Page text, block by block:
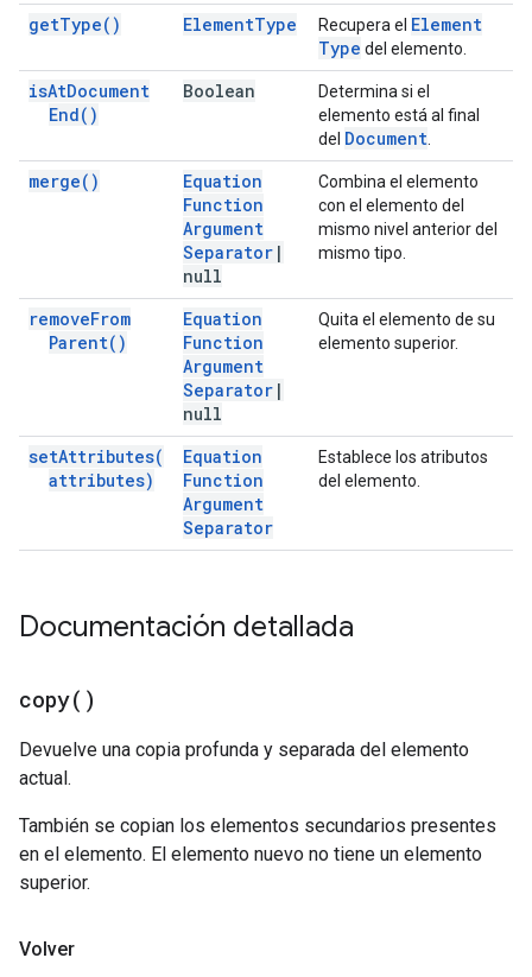
getType( ) ElementType Recupera el Element
Type del elemento.
isAtDocument
End( )
Boolean
Determina si el
elemento está al final
del Document
merge( )
Equation
Function
Argument
Separator |
null
Combina el elemento
con el elemento del
mismo nivel anterior del
mismo tipo.
removeFrom
Parent( )
Equation
Function
Argument
Separator |
null
Quita el elemento de su
elemento superior.
setAttributes(
attributes)
Equation
Function
Argument
Separator
Establece los atributos
del elemento.
Documentación detallada
copy( )
Devuelve una copia profunda y separada del elemento
actual.
También se copian los elementos secundarios presentes
en el elemento. El elemento nuevo no tiene un elemento
superior.
Volver